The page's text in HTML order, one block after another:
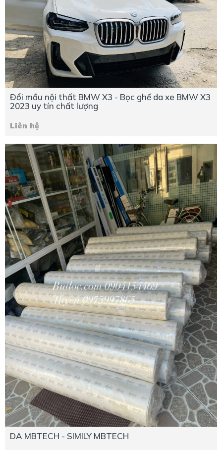
Đổi mầu nội thất BMW X3 - Bọc ghế da xe BMW X3
2023 uy tín chất lượng
Liên hệ
DA MBTECH - SIMILY MBTECH